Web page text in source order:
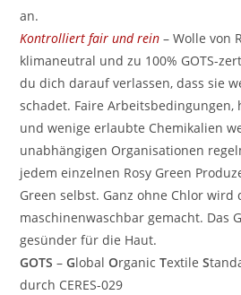
an.
Kontrolliert fair und rein – Wolle von
klimaneutral und zu 100% GOTS-
du dich darauf verlassen, dass sie
schadet. Faire Arbeitsbedingungen,
und wenige erlaubte Chemikalien
unabhängigen Organisationen
jedem einzelnen Rosy Green
Green selbst. Ganz ohne Chlor wird
maschinenwaschbar gemacht. Das
gesünder für die Haut.
GOTS –GlobalOrganicTextileS
durch CERES-029